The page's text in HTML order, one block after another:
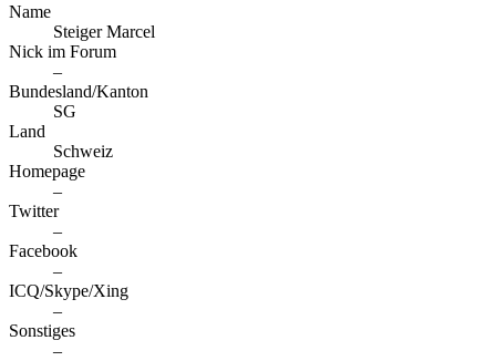
Name
Steiger Marcel
Nick im Forum
–
Bundesland/Kanton
SG
Land
Schweiz
Homepage
–
Twitter
–
Facebook
–
ICQ/Skype/Xing
–
Sonstiges
–